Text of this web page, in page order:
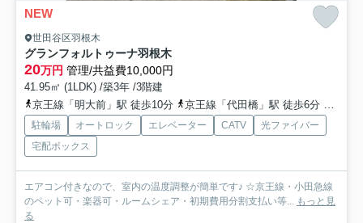
NEW
世田谷区羽根木
グランフォルトゥーナ羽根木
20万円 管理/共益費10,000円
41.95㎡ (1LDK) /築3年 /3階建
京王線「明大前」駅 徒歩10分
京王線「代田橋」駅 徒歩6分 京王
駐輪場 オートロック エレベーター CATV
光ファイバー
宅配ボックス
エアコン付きなので、室内の温度調整が簡単です♪ ☆京王線・小田急線
のペット可・楽器可・ルームシェア・初期費用分割支払い等... もっと見
る